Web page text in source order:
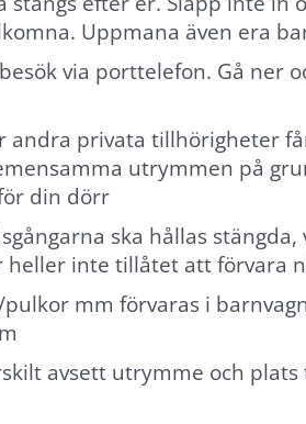
Uppmana även era
via porttelefon. Gå ner
andra privata tillhörigheter
utrymmen på
din dörr
ska hållas
heller inte tillåtet att förvara
mm förvaras i
avsett utrymme och